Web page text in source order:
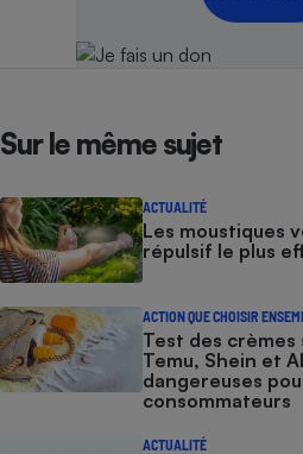
Sur le même sujet
ACTUALITÉ
Les moustiques
répulsif le plus
ACTION QUE CHOISIR
Test des crèmes
Temu, Shein et
dangereuses
consommateurs
ACTUALITÉ